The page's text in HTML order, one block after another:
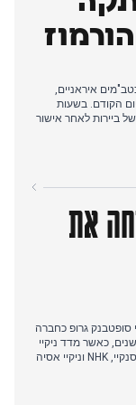
הכלכלי
איראניים,
הקודם. בשעות
ביירות לאחר אישור
את מצרי
בדרום יימשכו. הצי
רצו לאורך היום.
את
סופטבנק גרופ כחברה
בעלת השווי הגבוה ביותר ביפן, לראשונה מזה 22 שנים, כאשר מדד ניקיי
הגיע לשיא של 67,000 ין. הסיקור בעיתונים ניקיי, סנקיי, NHK וניקיי אסיה